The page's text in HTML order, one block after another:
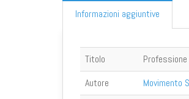
Informazioni aggiuntive
Titolo
Autore
Movimento